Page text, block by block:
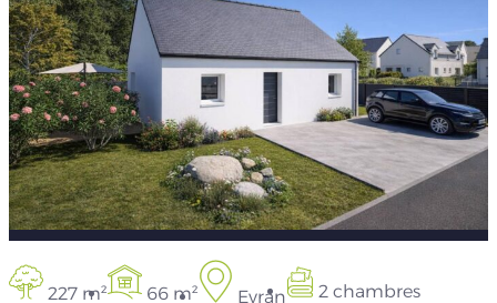
227 m² 66 m² Evran 2 chambres